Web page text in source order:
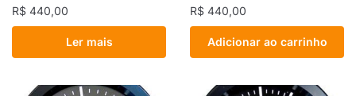
R$ 440,00
Ler mais
R$ 440,00
Adicionar ao carrinho